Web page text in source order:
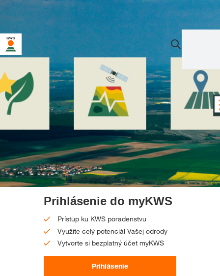
Prihlásenie do myKWS
Prístup ku KWS poradenstvu
Využite celý potenciál Vašej odrody
Vytvorte si bezplatný účet myKWS
Prihlásenie